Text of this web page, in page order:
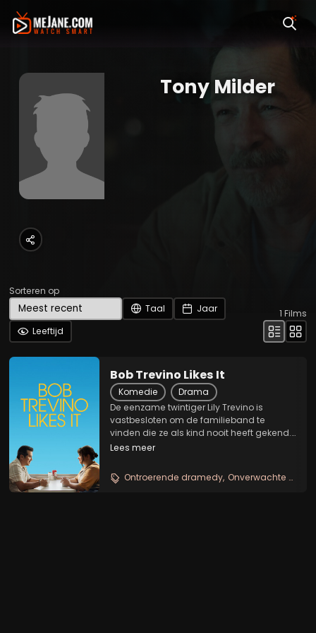
Tony Milder
Sorteren op
Taal
Jaar
Leeftijd
1 Films
Bob Trevino Likes It
Komedie
Drama
De eenzame twintiger Lily Trevino is
vastbesloten om de familieband te
vinden die ze als kind nooit heeft gekend.
Na een jeugd vol afwijzing en afwezige
maar komt per ongeluk terecht bij Bob
Trevino, een...
Lees meer
Ontroerende dramedy Onverwachte vriendschap